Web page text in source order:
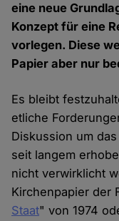
eine neue
Konzept für eine
vorlegen. Diese
Papier aber nur
Es bleibt
etliche
Diskussion um
seit langem
nicht verwirklicht
Kirchenpapier der
Staat" von 1974